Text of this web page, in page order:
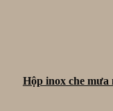
Hộp inox che mưa